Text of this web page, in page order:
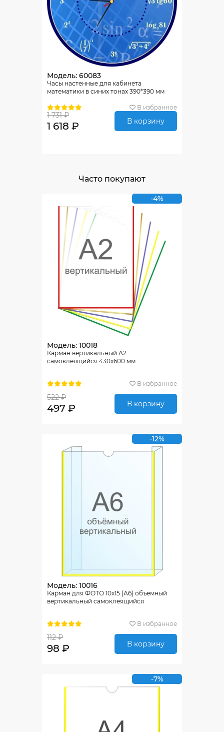
Модель: 60083
Часы настенные для кабинета
математики в синих тонах 390*390 мм
В избранное
1 731 ₽
1 618 ₽ В корзину
Часто покупают
-4%
Модель: 10018
Карман вертикальный А2
самоклеящийся 430х600 мм
В избранное
522 ₽
497 ₽ В корзину
-12%
Модель: 10016
Карман для ФОТО 10х15 (А6) объемный
вертикальный самоклеящийся
В избранное
112 ₽
98 ₽ В корзину
-7%